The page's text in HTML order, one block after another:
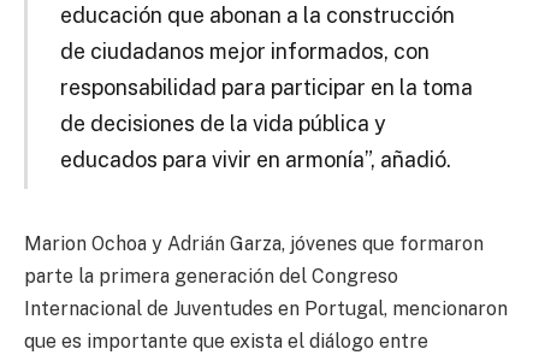
educación que abonan a la construcción
de ciudadanos mejor informados, con
responsabilidad para participar en la toma
de decisiones de la vida pública y
educados para vivir en armonía”, añadió.
Marion Ochoa y Adrián Garza, jóvenes que formaron
parte la primera generación del Congreso
Internacional de Juventudes en Portugal, mencionaron
que es importante que exista el diálogo entre